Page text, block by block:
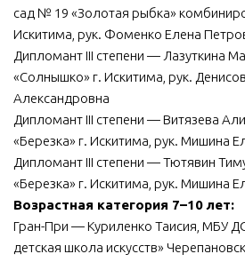
сад № 19 «Золотая рыбка»
Искитима, рук. Фоменко Елена
Дипломант III степени — Лазуткина
«Солнышко» г. Искитима, рук.
Александровна
Дипломант III степени — Витязева
«Березка» г. Искитима, рук. Мишина
Дипломант III степени — Тютявин
«Березка» г. Искитима, рук. Мишина
Возрастная категория 7–10 лет:
Гран-При — Куриленко Таисия, МБУ
детская школа искусств»